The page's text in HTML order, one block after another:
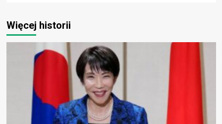
Więcej historii